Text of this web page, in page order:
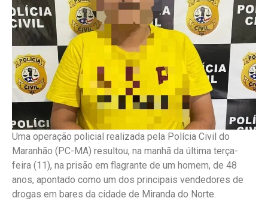
Uma operação policial realizada pela Polícia Civil do
Maranhão (PC-MA) resultou, na manhã da última terça-
feira (11), na prisão em flagrante de um homem, de 48
anos, apontado como um dos principais vendedores de
drogas em bares da cidade de Miranda do Norte.